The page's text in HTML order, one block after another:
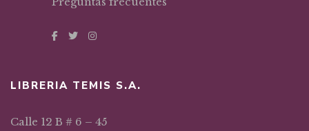
LIBRERIA TEMIS S.A.
Calle 12 B # 6 – 45